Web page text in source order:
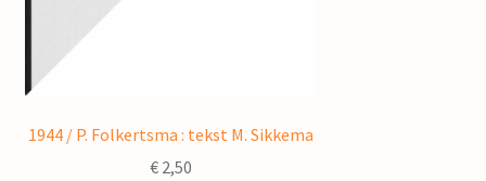
1944 / P. Folkertsma : tekst M. Sikkema
€2,50